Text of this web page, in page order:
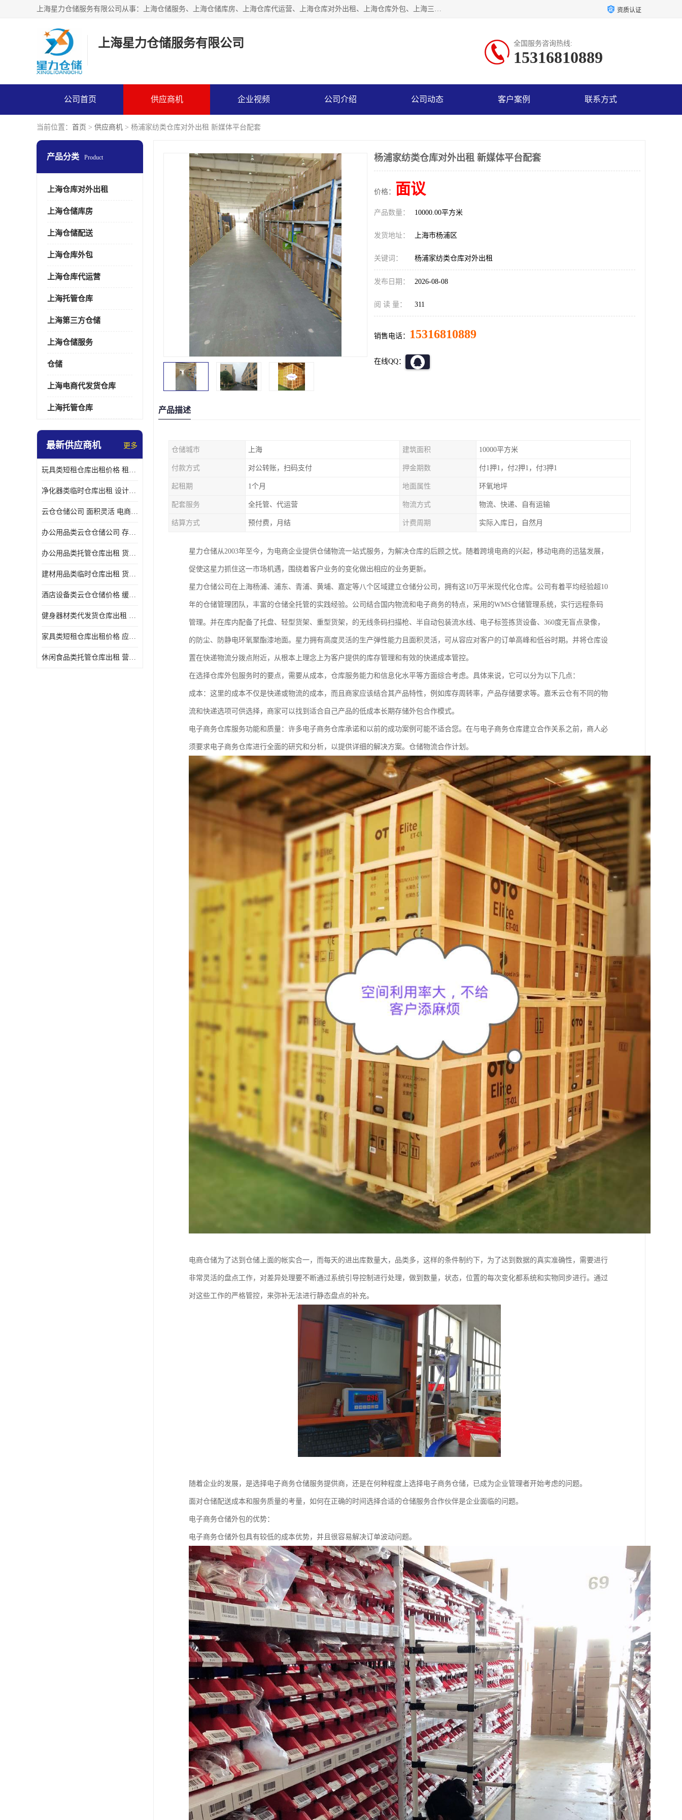
上海星力仓储服务有限公司从事：上海仓储服务、上海仓储库房、上海仓库代运营、上海仓库对外出租、上海仓库外包、上海三方仓储、上海电商仓储代发、上海电商代发货仓库、上海托管仓库、上海仓储配送。上海星力仓储服务有限公司现在拥有100个分仓、10万余平方的标准库房，精炼员工几百名，与几千家客户合作，公司已跻身上海仓储行业前列。欢迎来电咨询！ 资质认证
上海星力仓储服务有限公司 全国服务咨询热线:
15316810889
公司首页 供应商机 企业视频 公司介绍 公司动态 客户案例 联系方式
当前位置： 首页 > 供应商机 > 杨浦家纺类仓库对外出租 新媒体平台配套
产品分类 Product
上海仓库对外出租
上海仓储库房
上海仓储配送
上海仓库外包
上海仓库代运营
上海托管仓库
上海第三方仓储
上海仓储服务
仓储
上海电商代发货仓库
上海托管仓库
最新供应商机 更多
玩具类短租仓库出租价格 租期灵活 智能电商配套
净化器类临时仓库出租 设计简单 电商仓储物流战略合作
云仓仓储公司 面积灵活 电商仓储物流战略合作
办公用品类云仓仓储公司 存货周转很快 电商仓储物流战略整合
办公用品类托管仓库出租 货物装卸方便 电商仓储物流战略合作
建材用品类临时仓库出租 货物装卸方便 仓储供应链配套
酒店设备类云仓仓储价格 缓解企业储存压力 智能电商配套
健身器材类代发货仓库出租 租期灵活 新媒体平台配套
家具类短租仓库出租价格 应用广泛 智能电商配套
休闲食品类托管仓库出租 营造良好环境氛围 垂直电商配套
杨浦家纺类仓库对外出租 新媒体平台配套
价格： 面议
产品数量： 10000.00平方米
发货地址： 上海市杨浦区
关键词： 杨浦家纺类仓库对外出租
发布日期： 2026-08-08
阅 读 量： 311
销售电话： 15316810889
在线QQ：
产品描述
仓储城市 上海 建筑面积 10000平方米
付款方式 对公转账，扫码支付 押金期数 付1押1，付2押1，付3押1
起租期 1个月 地面属性 环氧地坪
配套服务 全托管、代运营 物流方式 物流、快递、自有运输
结算方式 预付费，月结 计费周期 实际入库日，自然月
星力仓储从2003年至今，为电商企业提供仓储物流一站式服务，为解决仓库的后顾之忧。随着跨境电商的兴起，移动电商的迅猛发展，
促使这星力抓住这一市场机遇，围绕着客户业务的变化做出相应的业务更新。
星力仓储公司在上海杨浦、浦东、青浦、黄埔、嘉定等八个区域建立仓储分公司，拥有这10万平米现代化仓库。公司有着平均经验超10
年的仓储管理团队，丰富的仓储全托管的实践经验。公司结合国内物流和电子商务的特点，采用的WMS仓储管理系统，实行远程条码
管理。并在库内配备了托盘、轻型货架、重型货架，的无线条码扫描枪、半自动包装流水线、电子标签拣货设备、360度无盲点录像，
的防尘、防静电环氧聚酯漆地面。星力拥有高度灵活的生产弹性能力且面积灵活，可从容应对客户的订单高峰和低谷时期。并将仓库设
置在快递物流分拨点附近，从根本上理念上为客户提供的库存管理和有效的快递成本管控。
在选择仓库外包服务时的要点，需要从成本，仓库服务能力和信息化水平等方面综合考虑。具体来说，它可以分为以下几点：
成本：这里的成本不仅是快递或物流的成本，而且商家应该结合其产品特性，例如库存周转率，产品存储要求等。嘉禾云仓有不同的物
流和快递选项可供选择，商家可以找到适合自己产品的低成本长期存储外包合作模式。
电子商务仓库服务功能和质量：许多电子商务仓库承诺和以前的成功案例可能不适合您。在与电子商务仓库建立合作关系之前，商人必
须要求电子商务仓库进行全面的研究和分析，以提供详细的解决方案。仓储物流合作计划。
电商仓储为了达到仓储上面的帐实合一，而每天的进出库数量大，品类多，这样的条件制约下，为了达到数据的真实准确性，需要进行
非常灵活的盘点工作，对差异处理要不断通过系统引导控制进行处理，做到数量，状态，位置的每次变化都系统和实物同步进行。通过
对这些工作的严格管控，来弥补无法进行静态盘点的补充。
随着企业的发展，是选择电子商务仓储服务提供商，还是在何种程度上选择电子商务仓储，已成为企业管理者开始考虑的问题。
面对仓储配送成本和服务质量的考量，如何在正确的时间选择合适的仓储服务合作伙伴是企业面临的问题。
电子商务仓储外包的优势：
电子商务仓储外包具有较低的成本优势，并且很容易解决订单波动问题。